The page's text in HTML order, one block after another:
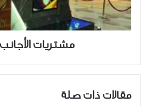
مشتريات
مقالات ذات صلة